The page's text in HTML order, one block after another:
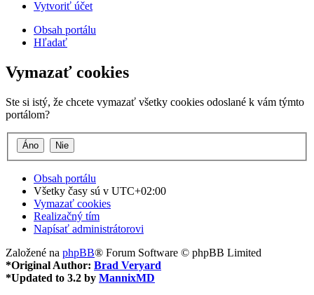
Vytvoriť účet
Obsah portálu
Hľadať
Vymazať cookies
Ste si istý, že chcete vymazať všetky cookies odoslané k vám týmto
portálom?
Obsah portálu
Všetky časy sú v UTC+02:00
Vymazať cookies
Realizačný tím
Napísať administrátorovi
Založené na phpBB® Forum Software © phpBB Limited
*Original Author: Brad Veryard
*Updated to 3.2 by MannixMD